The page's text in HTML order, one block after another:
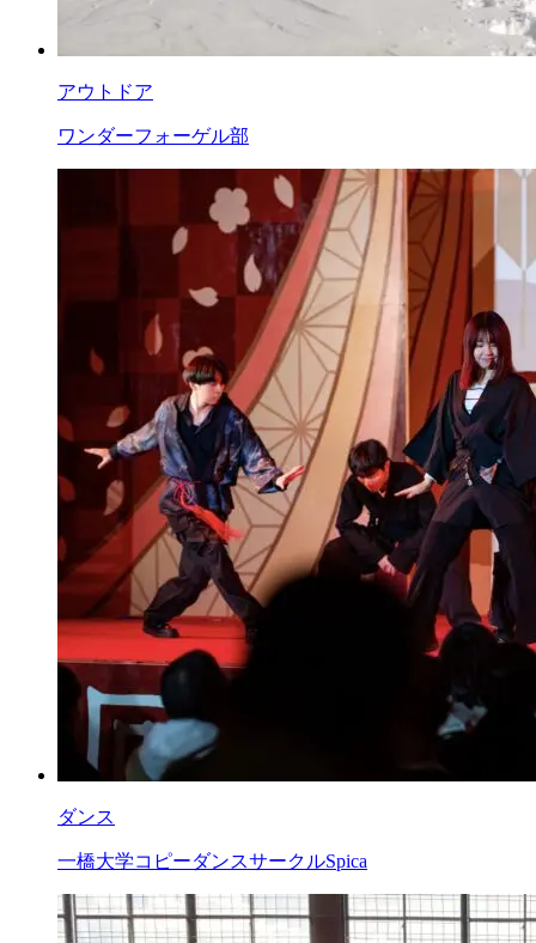
アウトドア
ワンダーフォーゲル部
ダンス
一橋大学コピーダンスサークルSpica